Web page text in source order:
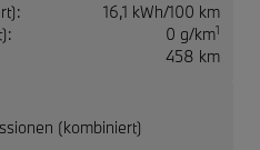
16,1 kWh/100 km
0 g/km1
458 km
(kombiniert)